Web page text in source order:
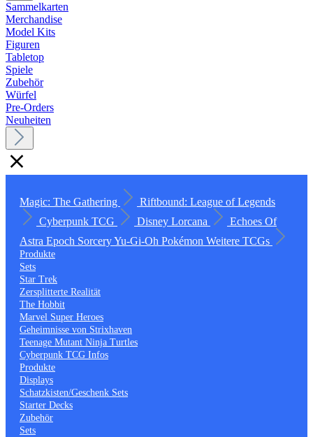
Sammelkarten
Merchandise
Model Kits
Figuren
Tabletop
Spiele
Zubehör
Würfel
Pre-Orders
Neuheiten
Magic: The Gathering
Riftbound: League of Legends
Cyberpunk TCG
Disney Lorcana
Echoes Of
Astra Epoch SorceryYu-Gi-Oh Pokémon Weitere TCGs
Produkte
Sets
Star Trek
Zersplitterte Realität
The Hobbit
Marvel Super Heroes
Geheimnisse von Strixhaven
Teenage Mutant Ninja Turtles
Cyberpunk TCG Infos
Produkte
Displays
Schatzkisten/Geschenk Sets
Starter Decks
Zubehör
Sets